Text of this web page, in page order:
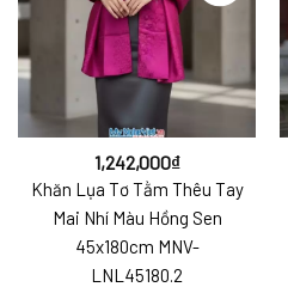
1,242,000₫
Khăn Lụa Tơ Tằm Thêu Tay
Mai Nhí Màu Hồng Sen
45x180cm MNV-
LNL45180.2